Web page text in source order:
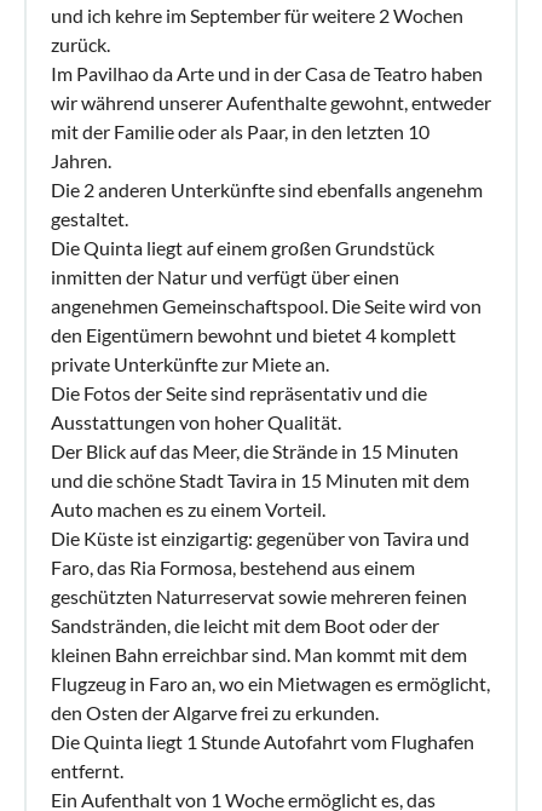
und ich kehre im September für weitere 2 Wochen
zurück.
Im Pavilhao da Arte und in der Casa de Teatro haben
wir während unserer Aufenthalte gewohnt, entweder
mit der Familie oder als Paar, in den letzten 10
Jahren.
Die 2 anderen Unterkünfte sind ebenfalls angenehm
gestaltet.
Die Quinta liegt auf einem großen Grundstück
inmitten der Natur und verfügt über einen
angenehmen Gemeinschaftspool. Die Seite wird von
den Eigentümern bewohnt und bietet 4 komplett
private Unterkünfte zur Miete an.
Die Fotos der Seite sind repräsentativ und die
Ausstattungen von hoher Qualität.
Der Blick auf das Meer, die Strände in 15 Minuten
und die schöne Stadt Tavira in 15 Minuten mit dem
Auto machen es zu einem Vorteil.
Die Küste ist einzigartig: gegenüber von Tavira und
Faro, das Ria Formosa, bestehend aus einem
geschützten Naturreservat sowie mehreren feinen
Sandstränden, die leicht mit dem Boot oder der
kleinen Bahn erreichbar sind. Man kommt mit dem
Flugzeug in Faro an, wo ein Mietwagen es ermöglicht,
den Osten der Algarve frei zu erkunden.
Die Quinta liegt 1 Stunde Autofahrt vom Flughafen
entfernt.
Ein Aufenthalt von 1 Woche ermöglicht es, das